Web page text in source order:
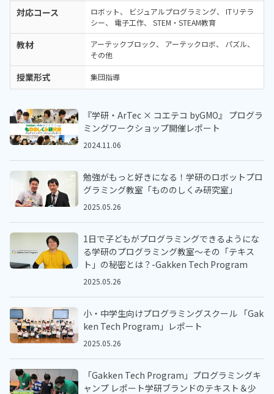
対応コース ロボット ビジュアルプログラミング
ITリテラ
シー
電子工作 STEM・STEAM教育
教材 アーテックブロック アーテックロボ
パズル
その他
授業形式 集団指導
『学研・ArTec × コエテコ byGMO』 プログラ
ミングワークショップ開催レポート
2024.11.06
勉強がもっと好きになる！学研のロボットプロ
グラミング教室「もののしくみ研究室」
2025.05.26
1日で子どもがプログラミングできるようにな
る学研のプログラミング教室～その「テキス
ト」の秘密とは？-Gakken Tech Program
2025.05.26
小・中学生向けプログラミングスクール 「Gak
ken Tech Program」レポート
2025.05.26
「Gakken Tech Program」プログラミングキ
ャンプ レポート学研ブランドのテキスト＆少